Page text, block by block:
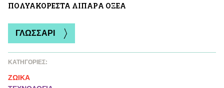
ΠΟΛΥΑΚΟΡΕΣΤΑ ΛΙΠΑΡA ΟΞΕΑ
ΓΛΩΣΣΑΡΙ
ΚΑΤΗΓΟΡΙΕΣ:
ΖΩΙΚA